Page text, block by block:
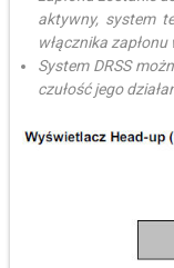
aktywny, system
włącznika zapłonu
System DRSS
czułość jego